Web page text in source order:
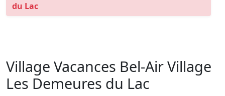
du Lac
Village Vacances Bel-Air Village
Les Demeures du Lac